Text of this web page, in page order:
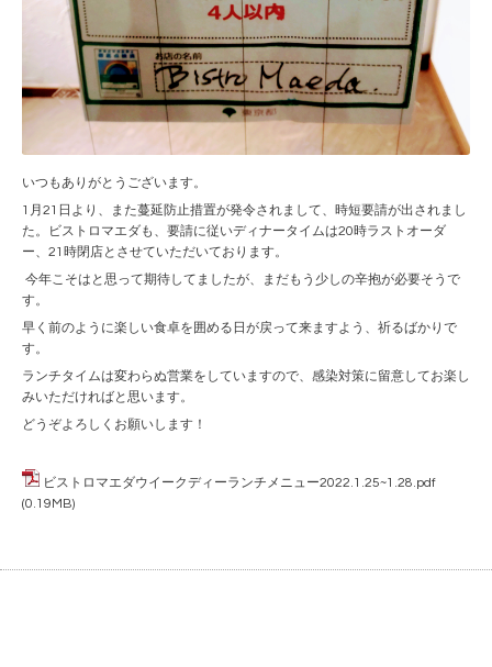
いつもありがとうございます。
1月21日より、また蔓延防止措置が発令されまして、時短要請が出されまし
た。ビストロマエダも、要請に従いディナータイムは20時ラストオーダ
ー、21時閉店とさせていただいております。
今年こそはと思って期待してましたが、まだもう少しの辛抱が必要そうで
す。
早く前のように楽しい食卓を囲める日が戻って来ますよう、祈るばかりで
す。
ランチタイムは変わらぬ営業をしていますので、感染対策に留意してお楽し
みいただければと思います。
どうぞよろしくお願いします！
ビストロマエダウイークディーランチメニュー2022.1.25~1.28.pdf
(0.19MB)